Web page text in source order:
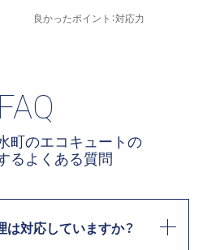
ント：対応力
FAQ
町のエコキュートの
るよくある質問
は対応していますか？